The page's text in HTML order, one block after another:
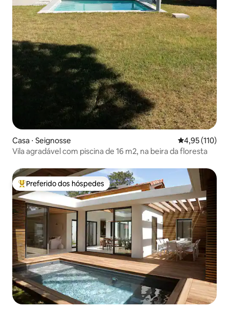
Casa ⋅ Seignosse 4,95 de uma
4,95 (110)
Vila agradável com piscina de 16 m2, na beira da floresta
Entre os melhores preferidos dos hóspedes
Preferido dos hóspedes